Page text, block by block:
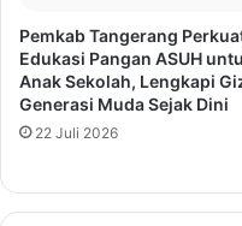
Pemkab Tangerang
Edukasi Pangan ASUH
Anak Sekolah, Lengkapi
Generasi Muda Sejak Dini
22 Juli 2026